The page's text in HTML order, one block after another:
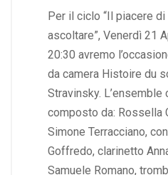
Per il ciclo “Il piacere
ascoltare”, Venerdì 21
20:30 avremo
da camera Histoire du
Stravinsky.
composto da: Rossella
Simone Terracciano,
Goffredo, clarinetto
Samuele Romano,